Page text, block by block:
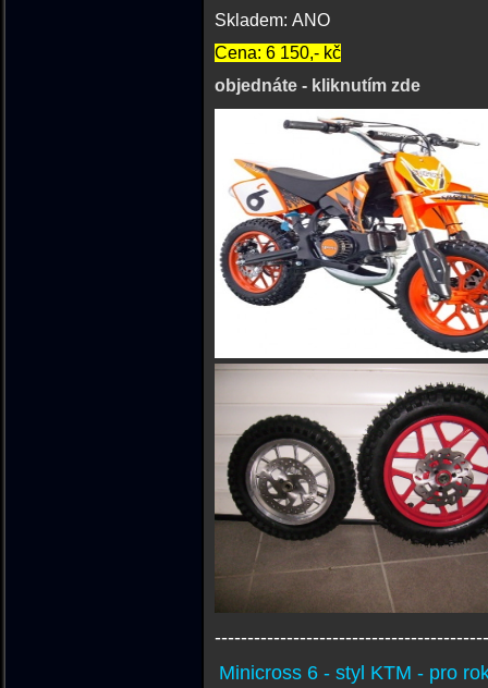
Skladem: ANO
Cena: 6 150,- kč
objednáte - kliknutím zde
Minicross 6 - styl KTM - pro